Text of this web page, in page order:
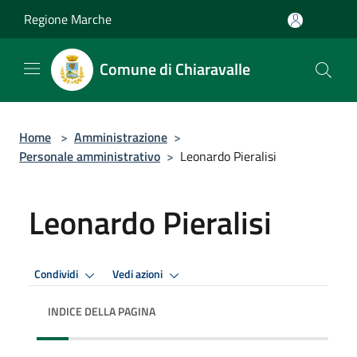
Regione Marche
Comune di Chiaravalle
Home > Amministrazione >
Personale amministrativo > Leonardo Pieralisi
Leonardo Pieralisi
Condividi Vedi azioni
INDICE DELLA PAGINA